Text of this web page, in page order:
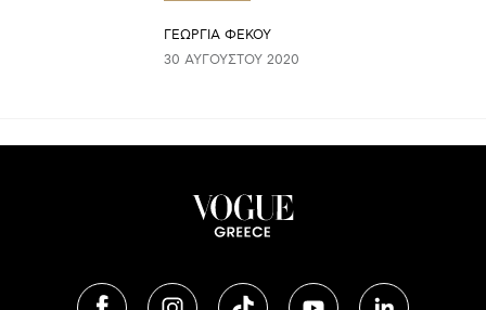
ΓΕΩΡΓΙΑ ΦΕΚΟΥ
30 ΑΥΓΟΎΣΤΟΥ 2020